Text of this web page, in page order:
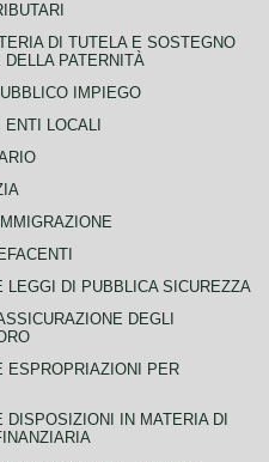
DI TUTELA E SOSTEGNO
PATERNITÀ
IMPIEGO
LOCALI
LEGGI DI PUBBLICA SICUREZZA
DEGLI
ESPROPRIAZIONI PER
DISPOSIZIONI IN MATERIA DI